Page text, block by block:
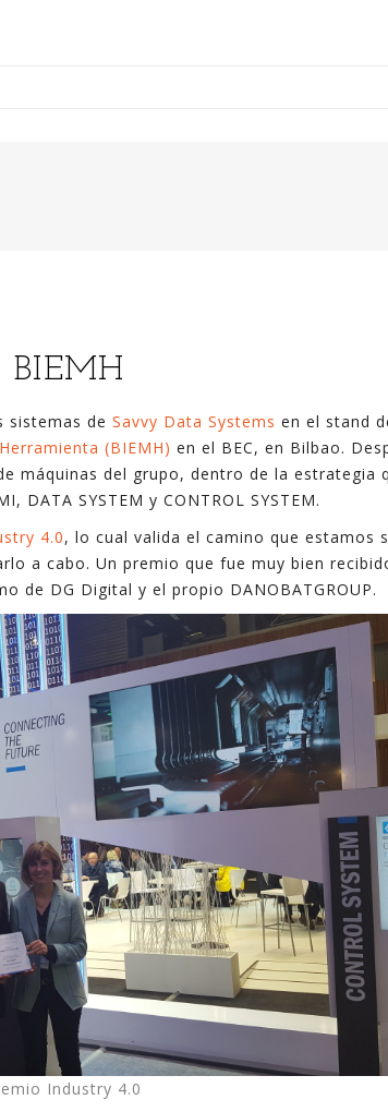
BIEMH
sistemas de Savvy Data Systems en el stand
(BIEMH) en el BEC, en Bilbao.
máquinas del grupo, dentro de la estrategia
DATA SYSTEM y CONTROL SYSTEM.
4.0, lo cual valida el camino que estamos
a cabo. Un premio que fue muy bien
de DG Digital y el propio DANOBATGROUP.
Industry 4.0